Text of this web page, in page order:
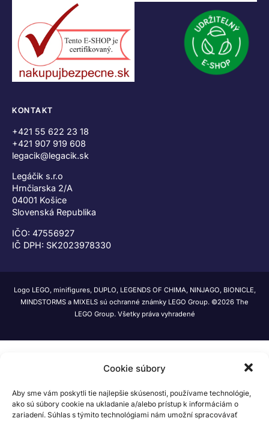
Cookie súbory
Aby sme vám poskytli tie najlepšie skúsenosti, používame technológie,
ako sú súbory cookie na ukladanie a/alebo prístup k informáciám o
zariadení. Súhlas s týmito technológiami nám umožní spracovávať
KONTAKT
+421 55 622 23 18
+421 907 919 608
legacik@legacik.sk
Legáčik s.r.o
Hrnčiarska 2/A
04001 Košice
Slovenská Republika
IČO: 47556927
IČ DPH: SK2023978330
Logo LEGO, minifigures, DUPLO, LEGENDS OF CHIMA, NINJAGO, BIONICLE,
MINDSTORMS a MIXELS sú ochranné známky LEGO Group. ©2026 The
LEGO Group. Všetky práva vyhradené